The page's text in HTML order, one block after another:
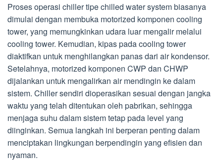
Proses operasi chiller tipe chilled water system biasanya
dimulai dengan membuka motorized komponen cooling
tower, yang memungkinkan udara luar mengalir melalui
cooling tower. Kemudian, kipas pada cooling tower
diaktifkan untuk menghilangkan panas dari air kondensor.
Setelahnya, motorized komponen CWP dan CHWP
dijalankan untuk mengalirkan air mendingin ke dalam
sistem. Chiller sendiri dioperasikan sesuai dengan jangka
waktu yang telah ditentukan oleh pabrikan, sehingga
menjaga suhu dalam sistem tetap pada level yang
diinginkan. Semua langkah ini berperan penting dalam
menciptakan lingkungan berpendingin yang efisien dan
nyaman.